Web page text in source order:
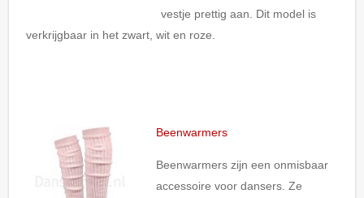
vestje prettig aan. Dit model is
verkrijgbaar in het zwart, wit en roze.
Beenwarmers
Beenwarmers zijn een onmisbaar
accessoire voor dansers. Ze